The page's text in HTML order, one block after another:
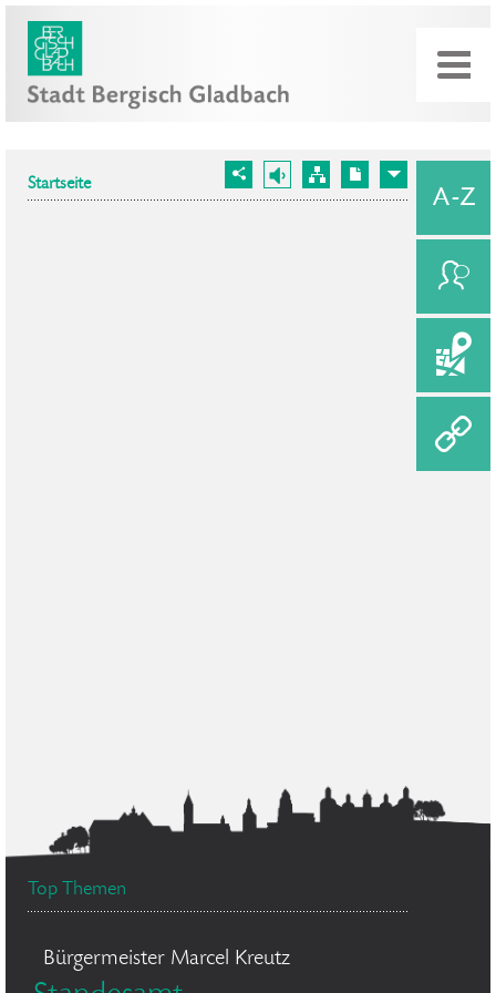
Startseite
Top Themen
Bürgermeister Marcel Kreutz